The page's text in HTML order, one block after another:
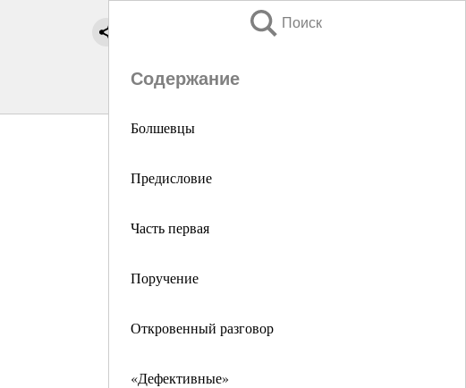
Поиск
Содержание
Болшевцы
Предисловие
Часть первая
Поручение
Откровенный разговор
«Дефективные»